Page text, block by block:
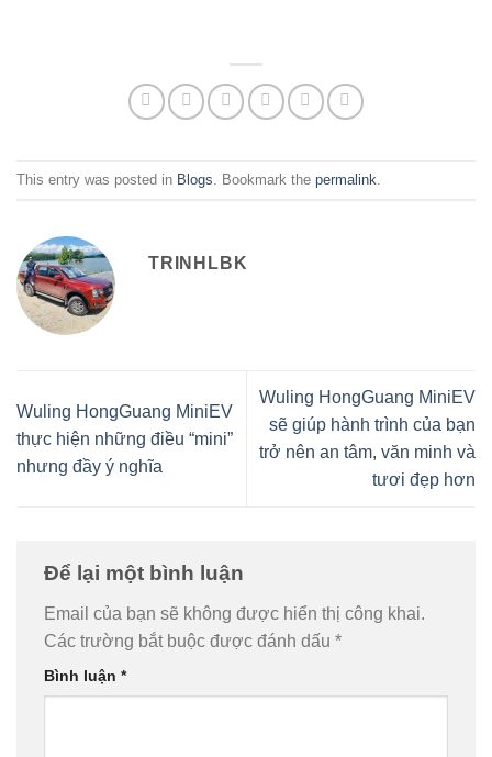
This entry was posted in Blogs . Bookmark the permalink
TRINHLBK
Wuling HongGuang MiniEV
thực hiện những điều “mini”
nhưng đầy ý nghĩa
Wuling HongGuang MiniEV
sẽ giúp hành trình của bạn
trở nên an tâm, văn minh và
tươi đẹp hơn
Để lại một bình luận
Email của bạn sẽ không được hiển thị công khai.
Các trường bắt buộc được đánh dấu *
Bình luận *